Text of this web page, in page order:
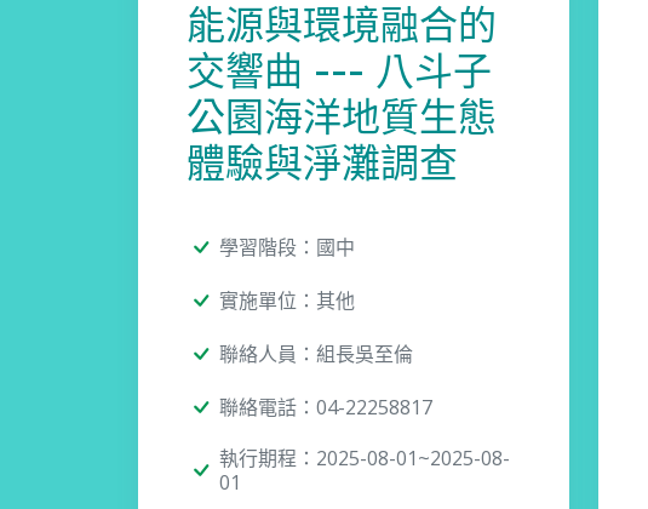
能源與環境融合的
交響曲 --- 八斗子
公園海洋地質生態
體驗與淨灘調查
學習階段：國中
實施單位：其他
聯絡人員：組長吳至倫
聯絡電話：04-22258817
執行期程：2025-08-01~2025-08-
01